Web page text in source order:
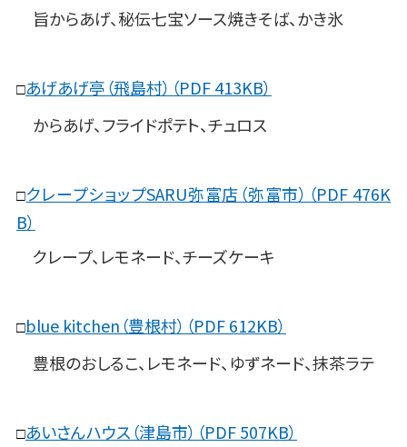
旨からあげ、秘伝七宝ソース焼きそば、かき氷
□あげあげ亭（飛島村）（PDF 413KB）
からあげ、フライドポテト、チュロス
□クレープショップSARU弥富店（弥富市）（PDF 476K
B）
クレープ、レモネード、チーズケーキ
□blue kitchen（豊根村）（PDF 612KB）
豊根のおしるこ、レモネード、ゆずネード、抹茶ラテ
□あいさんハウス（津島市）（PDF 507KB）